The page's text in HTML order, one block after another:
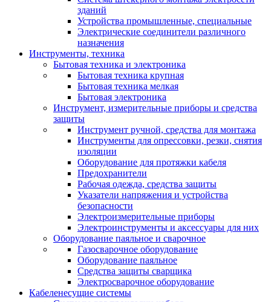
зданий
Устройства промышленные, специальные
Электрические соединители различного
назначения
Инструменты, техника
Бытовая техника и электроника
Бытовая техника крупная
Бытовая техника мелкая
Бытовая электроника
Инструмент, измерительные приборы и средства
защиты
Инструмент ручной, средства для монтажа
Инструменты для опрессовки, резки, снятия
изоляции
Оборудование для протяжки кабеля
Предохранители
Рабочая одежда, средства защиты
Указатели напряжения и устройства
безопасности
Электроизмерительные приборы
Электроинструменты и аксессуары для них
Оборудование паяльное и сварочное
Газосварочное оборудование
Оборудование паяльное
Средства защиты сварщика
Электросварочное оборудование
Кабеленесущие системы